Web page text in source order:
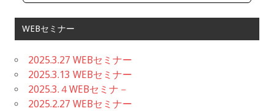
WEBセミナー
2025.3.27 WEBセミナー
2025.3.13 WEBセミナー
2025.3.４WEBセミナ－
2025.2.27 WEBセミナー